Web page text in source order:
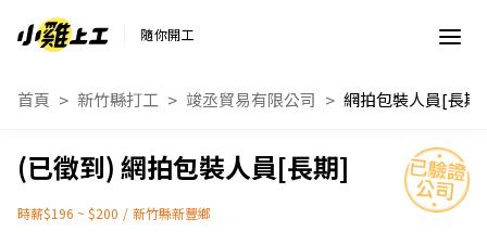
隨你開工
首頁 新竹縣打工 竣丞貿易有限公司 網拍包裝人員[長期]
網拍包裝人員[長期]
時薪$196 ~ $200 / 新竹縣新豐鄉